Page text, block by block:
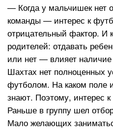
— Когда у мальчишек нет
команды — интерес к
отрицательный фактор. И
родителей: отдавать
или нет — влияет
Шахтах нет полноценных
футболом. На каком поле
знают. Поэтому, интерес
Раньше в группу шел
Мало желающих